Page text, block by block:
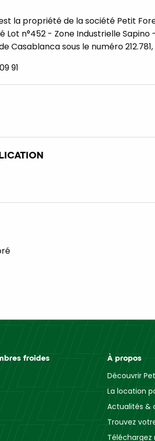
la propriété de la société Petit
Lot n°452 - Zone Industrielle
Casablanca sous le numéro
91
froides À propos
Découvrir
La location
Actualités &
Trouvez
Téléchargez